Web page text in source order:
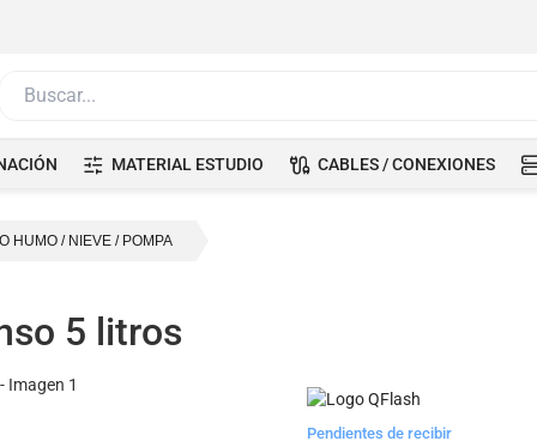
MATERIAL ESTUDIO CABLES / CONEXIONES
HUMO / NIEVE / POMPA
5 litros
Pendientes de recibir